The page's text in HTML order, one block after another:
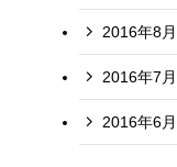
2016年8月
2016年7月
2016年6月